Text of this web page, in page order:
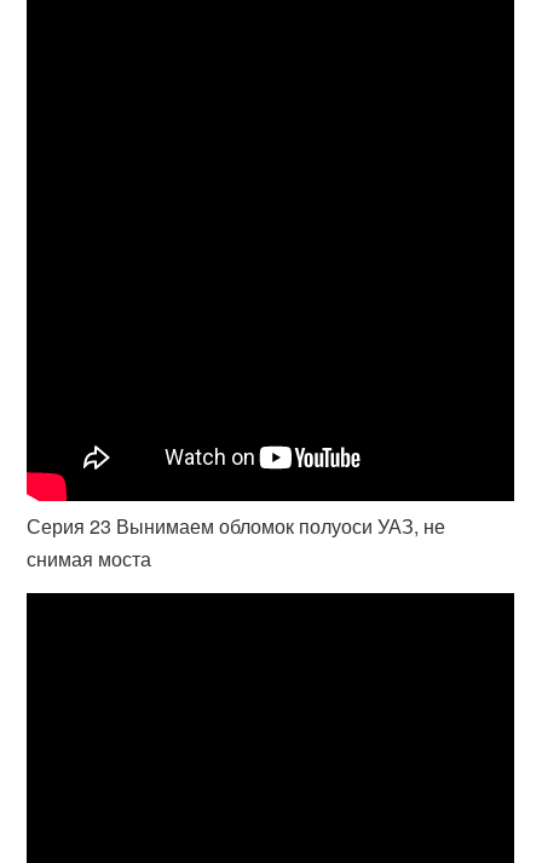
Серия 23 Вынимаем обломок полуоси УАЗ, не
снимая моста